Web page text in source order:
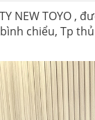
NEW TOYO ,
chiểu, Tp